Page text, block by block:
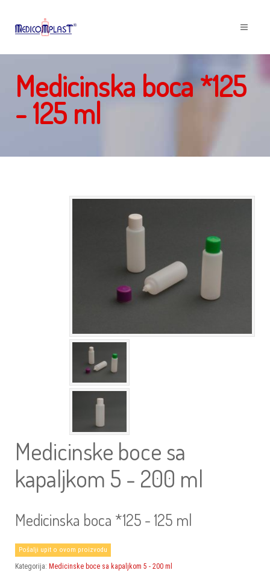
Medicinska boca *125
- 125 ml
Medicinske boce sa
kapaljkom 5 - 200 ml
Medicinska boca *125 - 125 ml
Pošalji upit o ovom proizvodu
Kategorija: Medicinske boce sa kapaljkom 5 - 200 ml